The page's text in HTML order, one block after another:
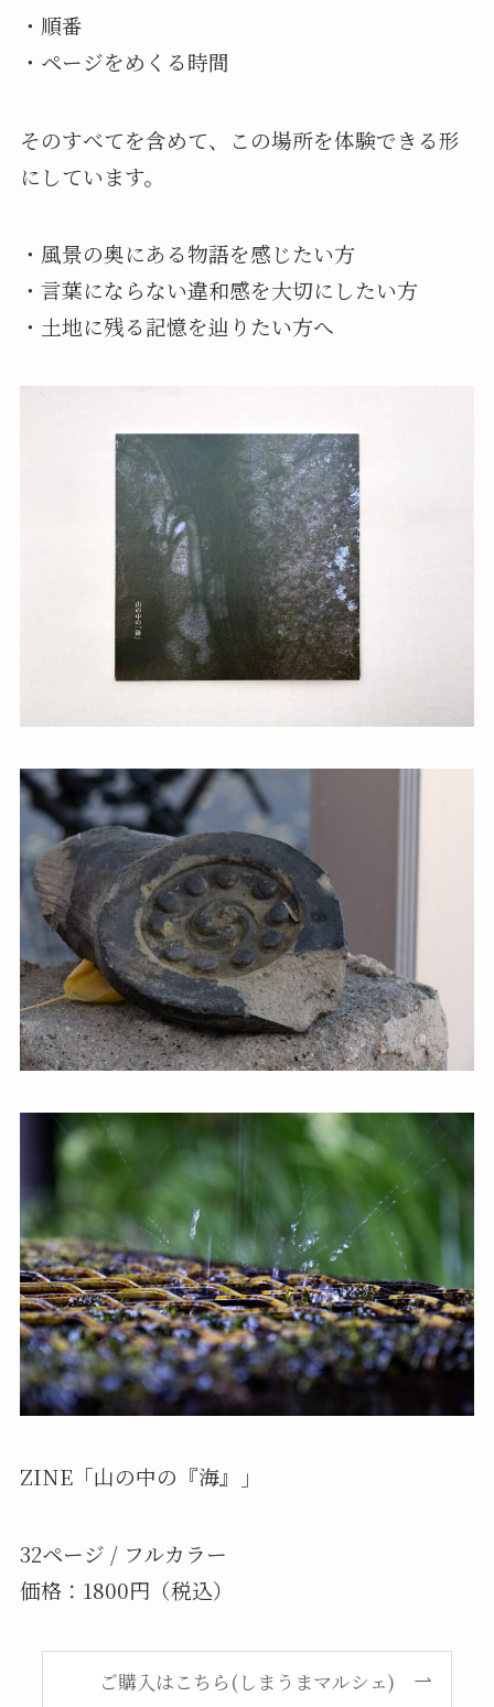
・順番
・ページをめくる時間
そのすべてを含めて、この場所を体験できる形
にしています。
・風景の奥にある物語を感じたい方
・言葉にならない違和感を大切にしたい方
・土地に残る記憶を辿りたい方へ
ZINE「山の中の『海』」
32ページ / フルカラー
価格：1800円（税込）
ご購入はこちら(しまうまマルシェ)